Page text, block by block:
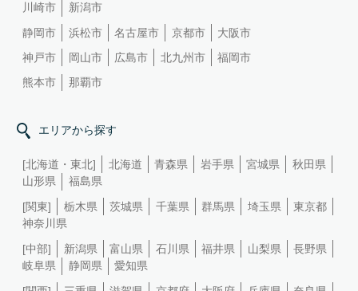
川崎市
新潟市
静岡市
浜松市 名古屋市 京都市
大阪市
神戸市
岡山市 広島市 北九州市
福岡市
熊本市
那覇市
エリアから探す
[北海道・東北] 北海道 青森県 岩手県 宮城県
秋田県
山形県
福島県
[関東]
栃木県 茨城県 千葉県 群馬県 埼玉県
東京都
神奈川県
[中部]
新潟県 富山県 石川県 福井県 山梨県
長野県
岐阜県
静岡県
愛知県